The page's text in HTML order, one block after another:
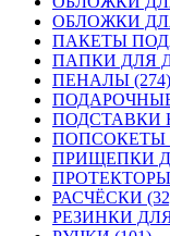
ОБЛОЖКИ
ПАКЕТЫ
ПАПКИ ДЛЯ
ПЕНАЛЫ (274)
ПОДСТАВКИ
ПОПСОКЕТЫ
ПРИЩЕПКИ
ПРОТЕКТОРЫ
РАСЧЁСКИ
РЕЗИНКИ